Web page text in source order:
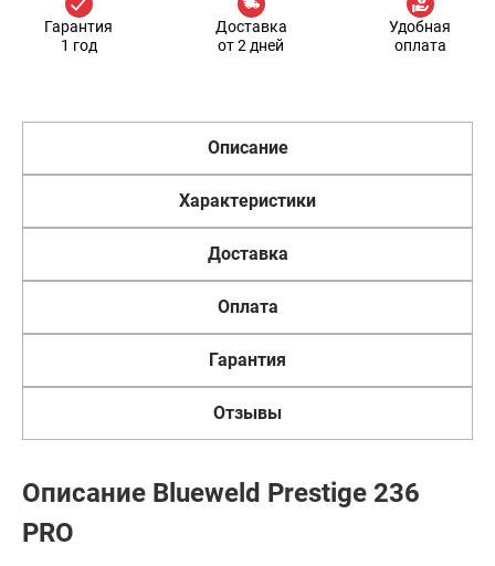
Гарантия
1 год
Доставка
от 2 дней
Удобная
оплата
Описание
Характеристики
Доставка
Оплата
Гарантия
Отзывы
Описание Blueweld Prestige 236
PRO